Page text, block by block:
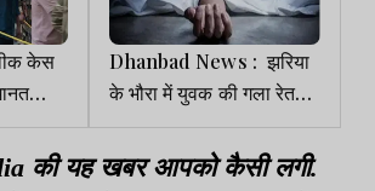
केस
Dhanbad News : झरिया
के भौरा में युवक की गला रेतकर
हत्या, लाल बंगला छठ घाट के
पास मिला शव
की यह खबर आपको कैसी लगी.